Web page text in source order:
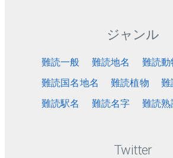
ジャンル
難読一般 難読地名
難読動
難読国名地名
難読植物
難
難読駅名
難読名字 難読熟
Twitter